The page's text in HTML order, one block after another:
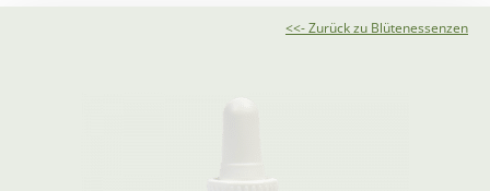
<<- Zurück zu Blütenessenzen